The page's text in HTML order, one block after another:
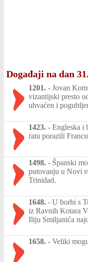
Događaji na dan
1201. - Jovan
vizantijski presto
uhvaćen i
1423. - Engleska i
ratu porazili
1498. - Španski
putovanju u Novi
Trinidad.
1648. - U borbi s
iz Ravnih Kotara
Iliju Smiljanića
1658. - Veliki